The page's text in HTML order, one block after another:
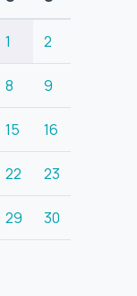
1 2
8 9
15 16
22 23
29 30